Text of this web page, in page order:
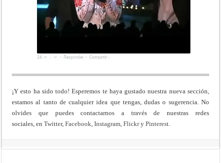
¡Y esto ha sido todo! Esperemos te haya gustado nuestra nueva sección,
estamos al tanto de cualquier idea que tengas, dudas o sugerencia. No
olvides que puedes contactarnos a través de nuestras redes
sociales, enTwitter,Facebook,Instagram,FlickryPinterest.